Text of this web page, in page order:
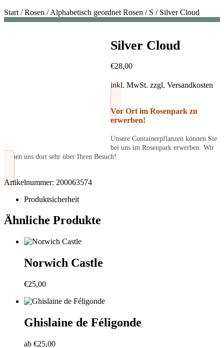
Start /Rosen /Alphabetisch geordnet Rosen / S / Silver Cloud
Silver Cloud
€28,00
inkl. MwSt. zzgl. Versandkosten
Vor Ort im Rosenpark zu
erwerben!
Unsere Containerpflanzen können Sie
bei uns im Rosenpark erwerben. Wir
freuen uns dort sehr über Ihren Besuch!
Artikelnummer: 200063574
Produktsicherheit
Ähnliche Produkte
Norwich Castle
€25,00
Ghislaine de Féligonde
ab €25,00